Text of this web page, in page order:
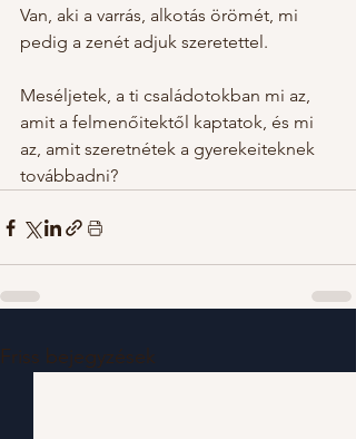
Van, aki a varrás, alkotás örömét, mi
pedig a zenét adjuk szeretettel.
Meséljetek, a ti családotokban mi az,
amit a felmenőitektől kaptatok, és mi
az, amit szeretnétek a gyerekeiteknek
továbbadni?
Friss bejegyzések